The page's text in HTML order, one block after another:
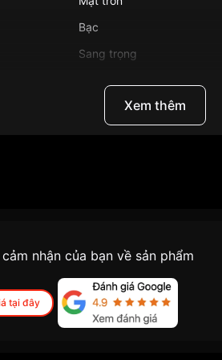
Bạc
Sang trọng
Xem thêm
nhận của bạn về sản phẩm
tại đây